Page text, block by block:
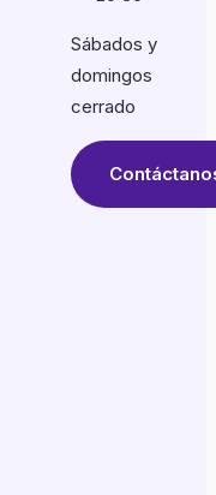
Sábados y
domingos
cerrado